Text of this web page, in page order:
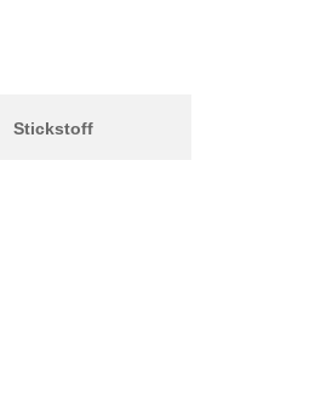
Stickstoff